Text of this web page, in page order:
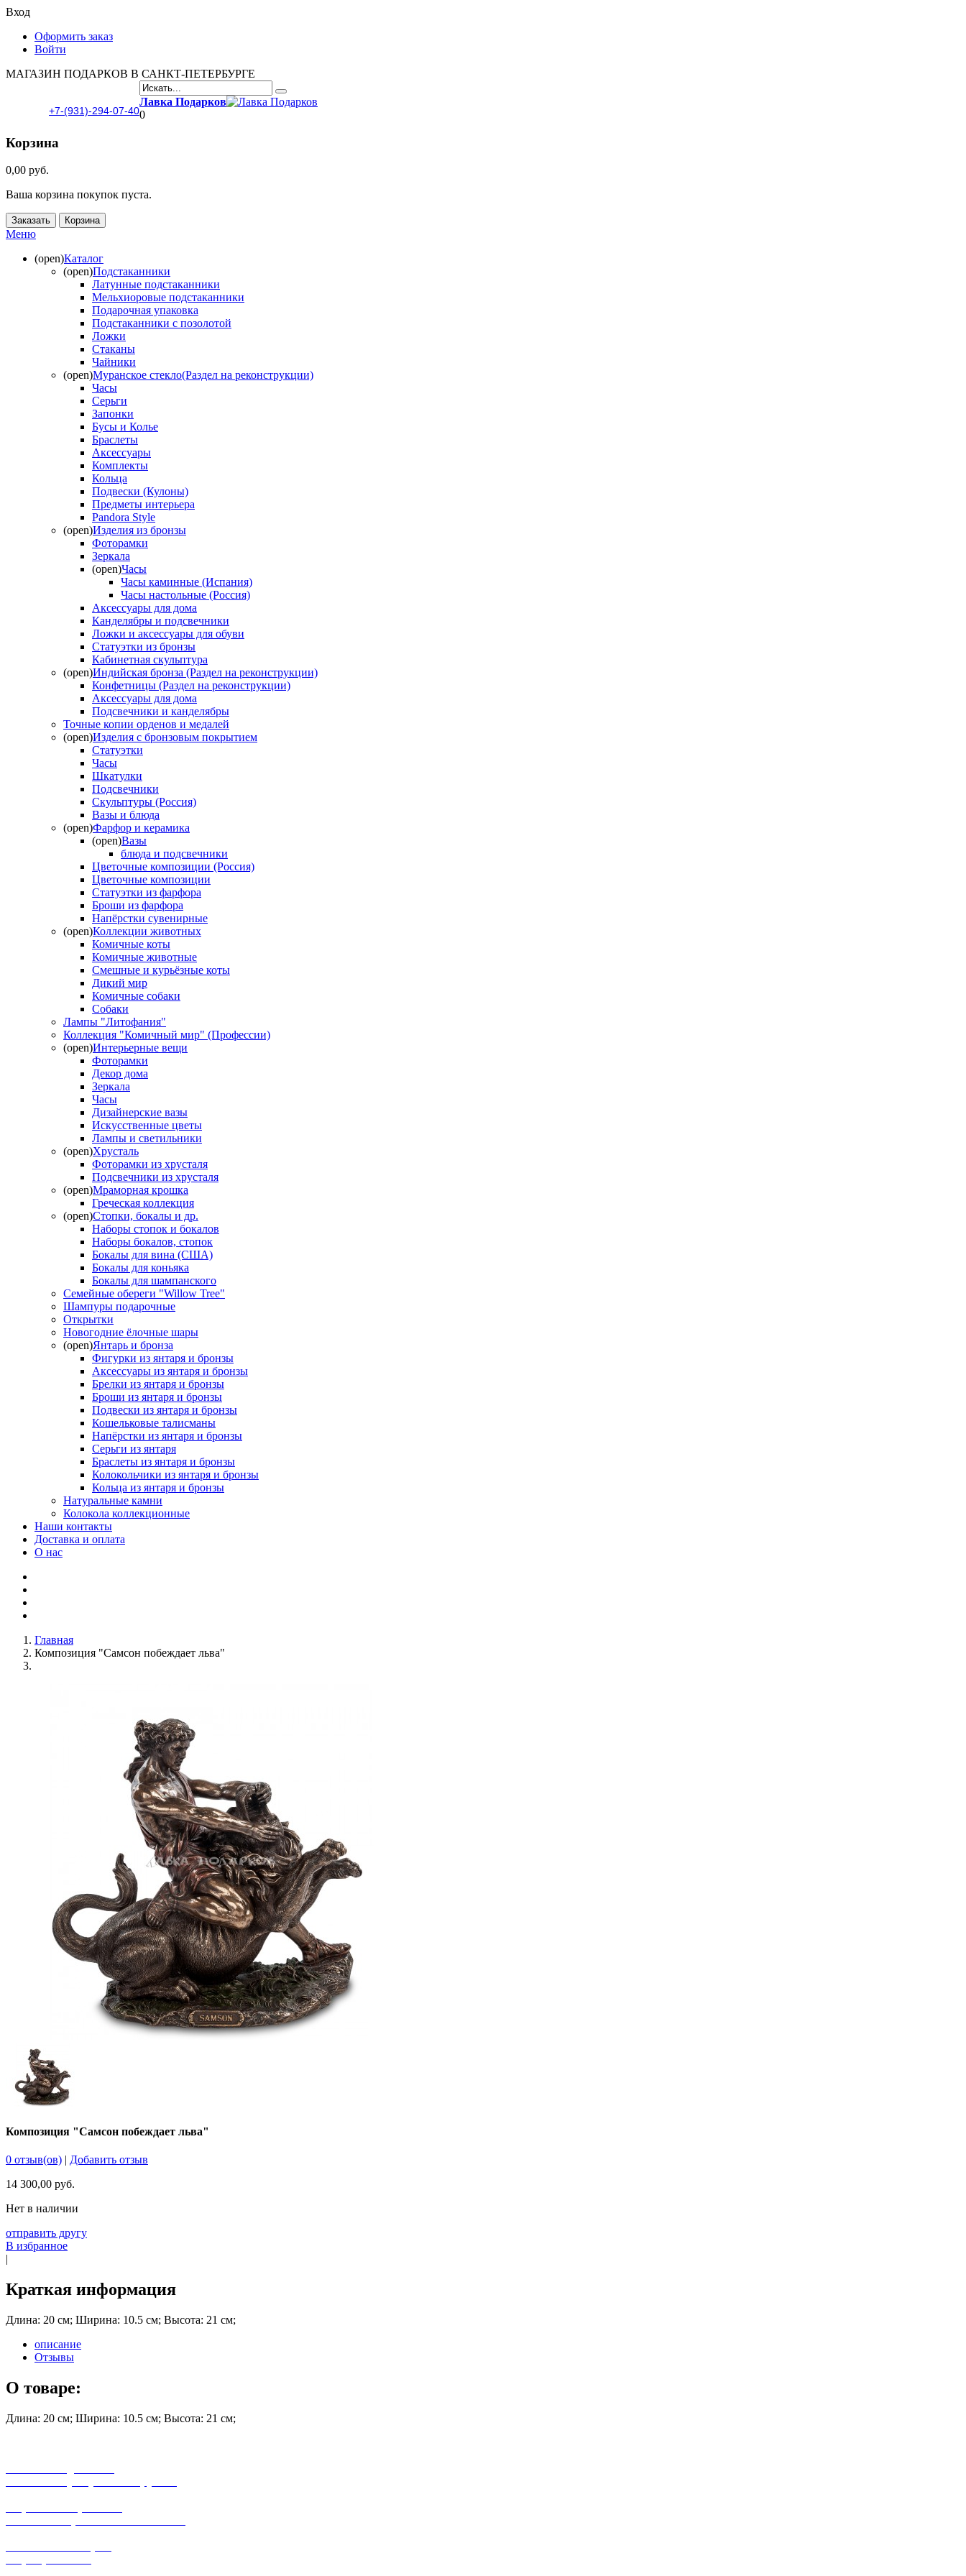
Вход
Оформить заказ
Войти
МАГАЗИН ПОДАРКОВ В САНКТ-ПЕТЕРБУРГЕ
+7-(931)-294-07-40
Лавка Подарков
0
Корзина
0,00 руб.
Ваша корзина покупок пуста.
Заказать Корзина
Меню
(open)Каталог
(open)Подстаканники
Латунные подстаканники
Мельхиоровые подстаканники
Подарочная упаковка
Подстаканники с позолотой
Ложки
Стаканы
Чайники
(open)Муранское стекло(Раздел на реконструкции)
Часы
Серьги
Запонки
Бусы и Колье
Браслеты
Аксессуары
Комплекты
Кольца
Подвески (Кулоны)
Предметы интерьера
Pandora Style
(open)Изделия из бронзы
Фоторамки
Зеркала
(open)Часы
Часы каминные (Испания)
Часы настольные (Россия)
Аксессуары для дома
Канделябры и подсвечники
Ложки и аксессуары для обуви
Статуэтки из бронзы
Кабинетная скульптура
(open)Индийская бронза (Раздел на реконструкции)
Конфетницы (Раздел на реконструкции)
Аксессуары для дома
Подсвечники и канделябры
Точные копии орденов и медалей
(open)Изделия с бронзовым покрытием
Статуэтки
Часы
Шкатулки
Подсвечники
Скульптуры (Россия)
Вазы и блюда
(open)Фарфор и керамика
(open)Вазы
блюда и подсвечники
Цветочные композиции (Россия)
Цветочные композиции
Статуэтки из фарфора
Броши из фарфора
Напёрстки сувенирные
(open)Коллекции животных
Комичные коты
Комичные животные
Смешные и курьёзные коты
Дикий мир
Комичные собаки
Собаки
Лампы "Литофания"
Коллекция "Комичный мир" (Профессии)
(open)Интерьерные вещи
Фоторамки
Декор дома
Зеркала
Часы
Дизайнерские вазы
Искусственные цветы
Лампы и светильники
(open)Хрусталь
Фоторамки из хрусталя
Подсвечники из хрусталя
(open)Мраморная крошка
Греческая коллекция
(open)Стопки, бокалы и др.
Наборы стопок и бокалов
Наборы бокалов, стопок
Бокалы для вина (США)
Бокалы для коньяка
Бокалы для шампанского
Семейные обереги "Willow Tree"
Шампуры подарочные
Открытки
Новогодние ёлочные шары
(open)Янтарь и бронза
Фигурки из янтаря и бронзы
Аксессуары из янтаря и бронзы
Брелки из янтаря и бронзы
Броши из янтаря и бронзы
Подвески из янтаря и бронзы
Кошельковые талисманы
Напёрстки из янтаря и бронзы
Серьги из янтаря
Браслеты из янтаря и бронзы
Колокольчики из янтаря и бронзы
Кольца из янтаря и бронзы
Натуральные камни
Колокола коллекционные
Наши контакты
Доставка и оплата
О нас
Главная
Композиция "Самсон побеждает льва"
Композиция "Самсон побеждает льва"
0 отзыв(ов) | Добавить отзыв
14 300,00 руб.
Нет в наличии
отправить другу
В избранное
|
Краткая информация
Длина: 20 см; Ширина: 10.5 см; Высота: 21 см;
описание
Отзывы
О товаре:
Длина: 20 см; Ширина: 10.5 см; Высота: 21 см;